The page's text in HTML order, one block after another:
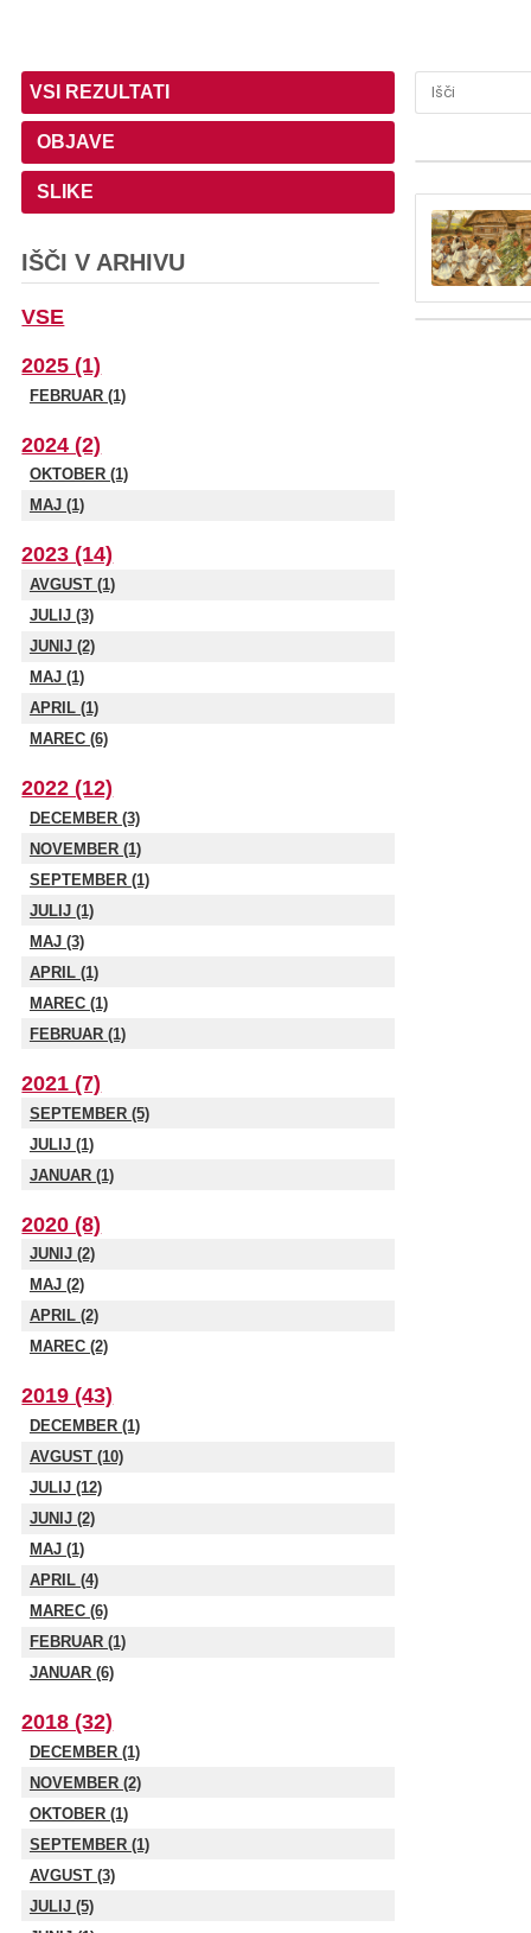
VSI REZULTATI
OBJAVE
SLIKE
IŠČI V ARHIVU
VSE
2025 (1)
FEBRUAR (1)
2024 (2)
OKTOBER (1)
MAJ (1)
2023 (14)
AVGUST (1)
JULIJ (3)
JUNIJ (2)
MAJ (1)
APRIL (1)
MAREC (6)
2022 (12)
DECEMBER (3)
NOVEMBER (1)
SEPTEMBER (1)
JULIJ (1)
MAJ (3)
APRIL (1)
MAREC (1)
FEBRUAR (1)
2021 (7)
SEPTEMBER (5)
JULIJ (1)
JANUAR (1)
2020 (8)
JUNIJ (2)
MAJ (2)
APRIL (2)
MAREC (2)
2019 (43)
DECEMBER (1)
AVGUST (10)
JULIJ (12)
JUNIJ (2)
MAJ (1)
APRIL (4)
MAREC (6)
FEBRUAR (1)
JANUAR (6)
2018 (32)
DECEMBER (1)
NOVEMBER (2)
OKTOBER (1)
SEPTEMBER (1)
AVGUST (3)
JULIJ (5)